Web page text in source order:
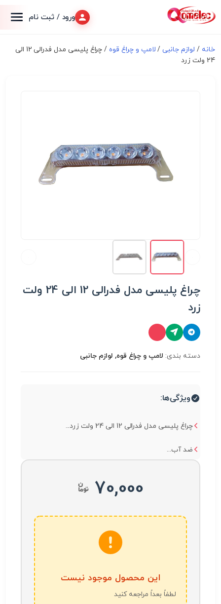
ورود / ثبت نام
خانه / لوازم جانبی/ لامپ و چراغ قوه
/ چراغ پلیسی مدل فدرالی 12 الی
24 ولت زرد
چراغ پلیسی مدل فدرالی 12 الی 24 ولت
زرد
دسته بندی: لامپ و چراغ قوه, لوازم جانبی
ویژگی‌ها:
چراغ پلیسی مدل فدرالی 12 الی 24 ولت زرد...
ضد آب...
70,000
این محصول موجود نیست
لطفاً بعداً مراجعه کنید